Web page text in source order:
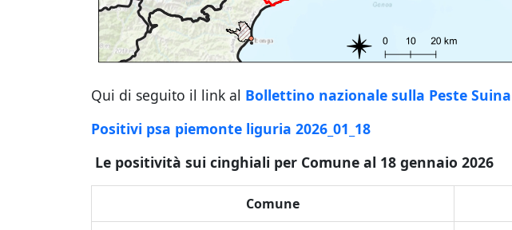
Qui di seguito il link al Bollettino nazionale sulla Peste
Positivi psa piemonte liguria 2026_01_18
Le positività sui cinghiali per Comune al 18 gennaio 2026
Comune